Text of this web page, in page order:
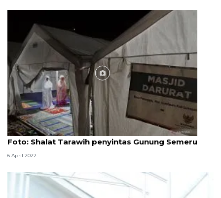
Foto
Foto: Shalat Tarawih penyintas Gunung Semeru
6 April 2022